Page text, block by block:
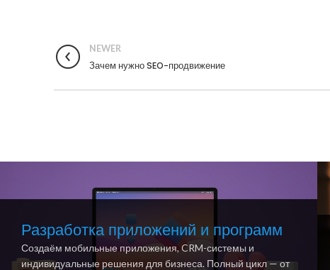
NEWER
Зачем нужно SEO-продвижение
Разработка приложений и программ
Создаём мобильные приложения, CRM-системы и
индивидуальные решения для бизнеса. Полный цикл — от